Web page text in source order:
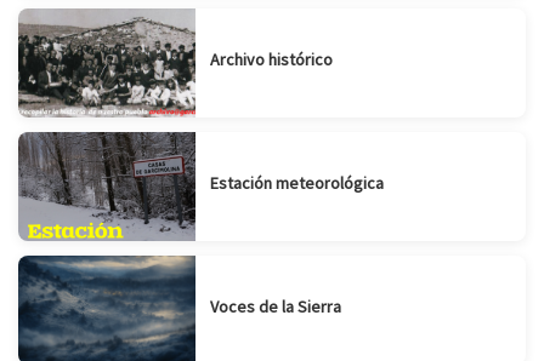
Archivo histórico
Estación meteorológica
Voces de la Sierra